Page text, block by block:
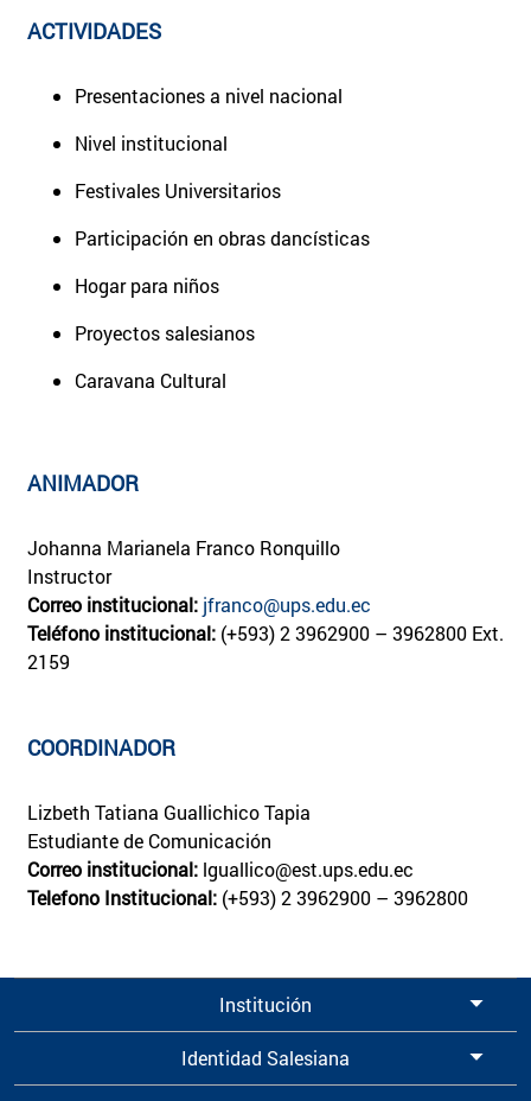
ACTIVIDADES
Presentaciones a nivel nacional
Nivel institucional
Festivales Universitarios
Participación en obras dancísticas
Hogar para niños
Proyectos salesianos
Caravana Cultural
ANIMADOR
Johanna Marianela Franco Ronquillo
Instructor
Correo institucional: jfranco@ups.edu.ec
Teléfono institucional:(+593) 2 3962900 – 3962800 Ext.
2159
COORDINADOR
Lizbeth Tatiana Guallichico Tapia
Estudiante de Comunicación
Correo institucional: lguallico@est.ups.edu.ec​​​​​​​
Telefono Institucional:(+593) 2 3962900 – 3962800
Institución
Identidad Salesiana